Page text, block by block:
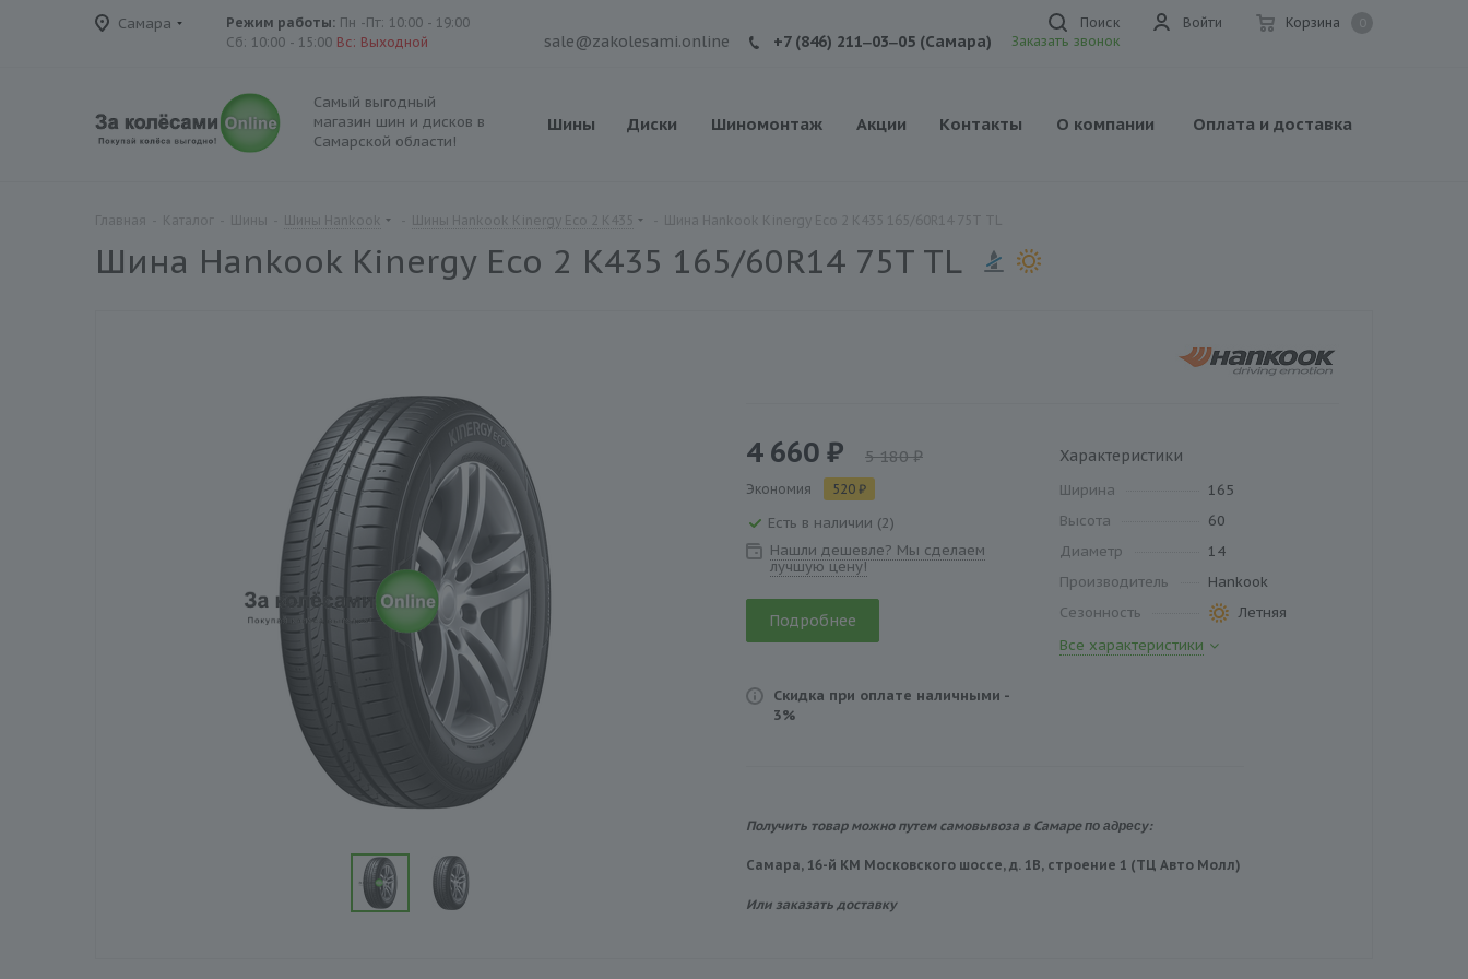
Самара Корзина
Войти
Режим работы: Пн -Пт: 10:00 - 19:00
Сб: 10:00 - 15:00 Вс: Выходной
Поиск
sale@zakolesami.online +7 (846) 211‒03‒05 (Самара) Заказать звонок
Самый выгодный
магазин шин и дисков в
Самарской области!
Шины Диски Шиномонтаж Акции Контакты О компании Оплата и доставка
Шина Hankook Kinergy Eco 2 K435 165/60R14 75T TL
4 660 ₽ 5 180 ₽
Экономия 520 ₽
Есть в наличии (2)
Нашли дешевле? Мы сделаем
лучшую цену!
Подробнее
Скидка при оплате наличными -
3%
Характеристики
Ширина
165
Высота
60
Диаметр
14
Производитель
Hankook
Сезонность
Летняя
Все характеристики
Получить товар можно путем самовывоза в Самарепо адресу:
Самара, 16-й КМ Московского шоссе, д. 1В, строение 1 (ТЦ Авто Молл)
Или заказать доставку